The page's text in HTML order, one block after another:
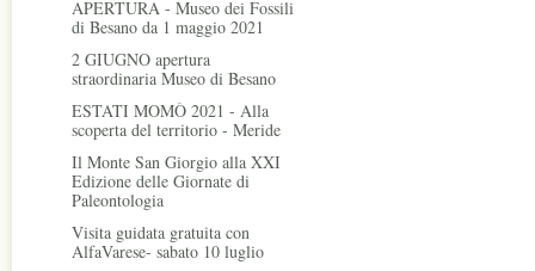
APERTURA - Museo dei Fossili
di Besano da 1 maggio 2021
2 GIUGNO apertura
straordinaria Museo di Besano
ESTATI MOMÒ 2021 - Alla
scoperta del territorio - Meride
Il Monte San Giorgio alla XXI
Edizione delle Giornate di
Paleontologia
Visita guidata gratuita con
AlfaVarese- sabato 10 luglio